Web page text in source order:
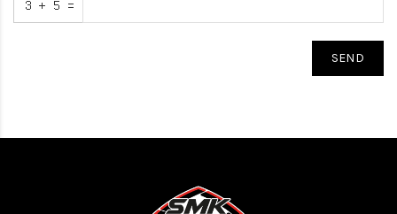
SEND